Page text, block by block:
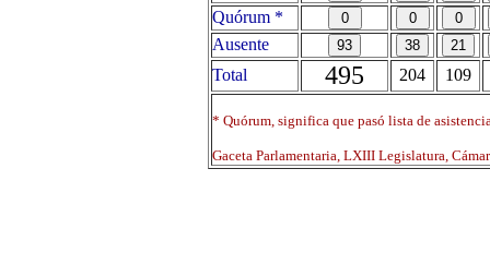
Quórum *
Ausente
Total
495 204 109
* Quórum, significa que pasó lista de
Gaceta Parlamentaria, LXIII Legislatura,